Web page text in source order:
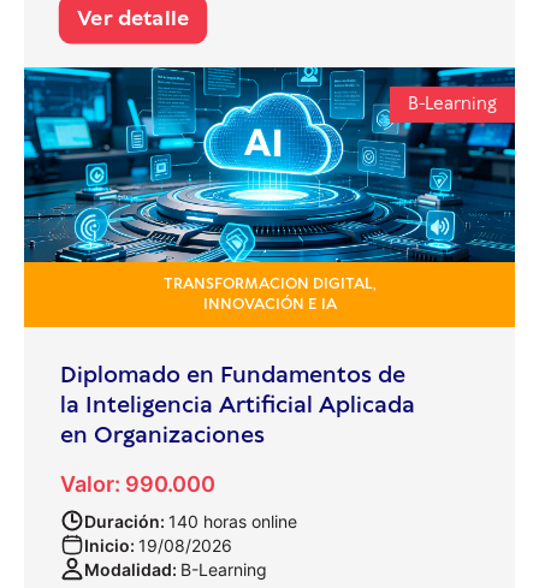
Ver detalle
B-Learning
TRANSFORMACION DIGITAL,
INNOVACIÓN E IA
Diplomado en Fundamentos de
la Inteligencia Artificial Aplicada
en Organizaciones
Valor: 990.000
Duración: 140 horas online
Inicio: 19/08/2026
Modalidad: B-Learning